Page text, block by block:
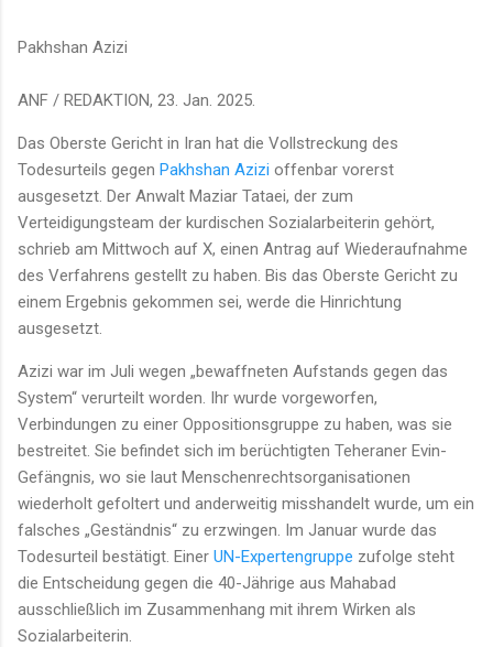
Pakhshan Azizi
ANF / REDAKTION, 23. Jan. 2025.
Das Oberste Gericht in Iran hat die Vollstreckung des
Todesurteils gegen Pakhshan Azizi offenbar vorerst
ausgesetzt. Der Anwalt Maziar Tataei, der zum
Verteidigungsteam der kurdischen Sozialarbeiterin gehört,
schrieb am Mittwoch auf X, einen Antrag auf Wiederaufnahme
des Verfahrens gestellt zu haben. Bis das Oberste Gericht zu
einem Ergebnis gekommen sei, werde die Hinrichtung
ausgesetzt.
Azizi war im Juli wegen „bewaffneten Aufstands gegen das
System“ verurteilt worden. Ihr wurde vorgeworfen,
Verbindungen zu einer Oppositionsgruppe zu haben, was sie
bestreitet. Sie befindet sich im berüchtigten Teheraner Evin-
Gefängnis, wo sie laut Menschenrechtsorganisationen
wiederholt gefoltert und anderweitig misshandelt wurde, um ein
falsches „Geständnis“ zu erzwingen. Im Januar wurde das
Todesurteil bestätigt. Einer UN-Expertengruppe zufolge steht
die Entscheidung gegen die 40-Jährige aus Mahabad
ausschließlich im Zusammenhang mit ihrem Wirken als
Sozialarbeiterin.